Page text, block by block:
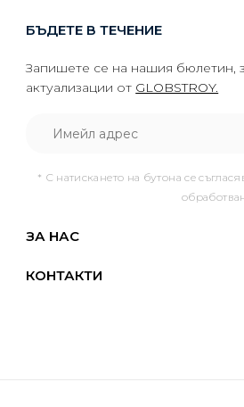
ЗА НАС
КОНТАКТИ
БЪДЕТЕ В ТЕЧЕНИЕ
Запишете се на нашия бюлетин,
актуализации от GLOBSTROY.
* С натискането на бутона се